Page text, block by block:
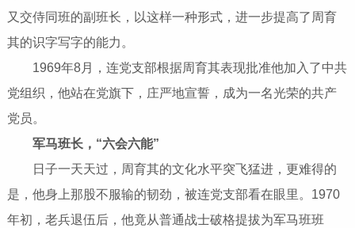
又交侍同班的副班长，以这样一种形式，进一步提高了周育
其的识字写字的能力。
1969年8月，连党支部根据周育其表现批准他加入了中共
党组织，他站在党旗下，庄严地宣誓，成为一名光荣的共产
党员。
军马班长，“六会六能”
日子一天天过，周育其的文化水平突飞猛进，更难得的
是，他身上那股不服输的韧劲，被连党支部看在眼里。1970
年初，老兵退伍后，他竟从普通战士破格提拔为军马班班